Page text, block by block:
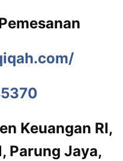
Keuangan RI,
Parung Jaya,